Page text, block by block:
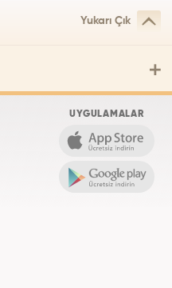
Yukarı Çık
UYGULAMALAR